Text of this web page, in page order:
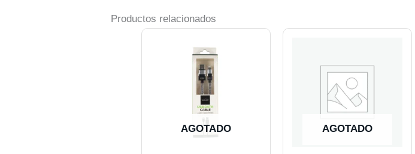
Productos relacionados
AGOTADO AGOTADO